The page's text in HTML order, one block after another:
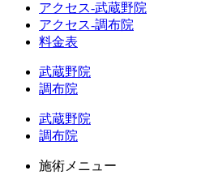
アクセス-武蔵野院
アクセス-調布院
料金表
武蔵野院
調布院
武蔵野院
調布院
施術メニュー